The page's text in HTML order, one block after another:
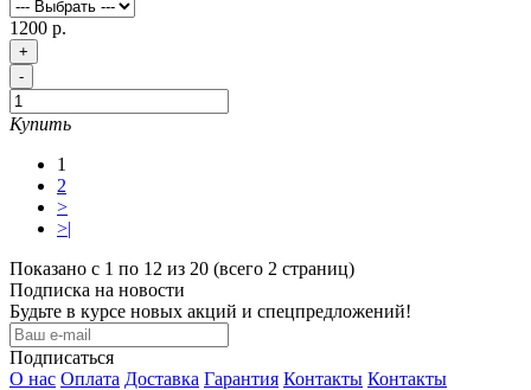
1200 р.
+
-
Купить
1
2
>
>|
Показано с 1 по 12 из 20 (всего 2 страниц)
Подписка на новости
Будьте в курсе новых акций и спецпредложений!
Подписаться
О нас Оплата Доставка Гарантия Контакты Контакты